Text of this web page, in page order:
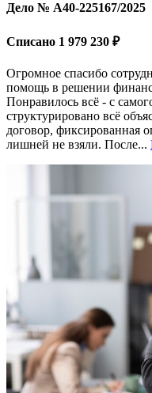
Дело № А40-225167/2025
Списано 1 979 230 ₽
Огромное спасибо
помощь в решении
Понравилось всё - с
структурировано всё
договор, фиксированная
лишней не взяли. После...